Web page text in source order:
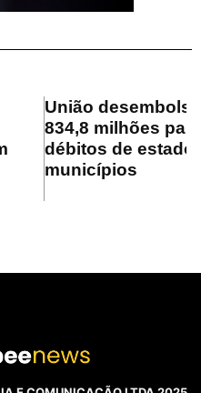
União
834,8 milhões
débitos de
municípios